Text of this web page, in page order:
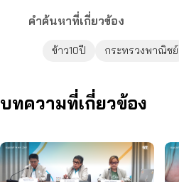
คำค้นหาที่เกี่ยวข้อง
ข้าว10ปี กระทรวงพาณิชย์
บทความที่เกี่ยวข้อง